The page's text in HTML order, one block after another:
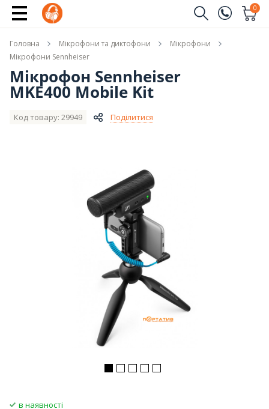
(096)
(044)
0
Ім'я
Телефон
Головна Мікрофони та диктофони
Мікрофони
Мікрофони Sennheiser
Мікрофон Sennheiser
MKE400 Mobile Kit
Код товару: 29949 Поділитися
в наявності
Купити